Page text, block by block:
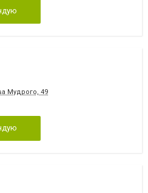
Мудрого, 49